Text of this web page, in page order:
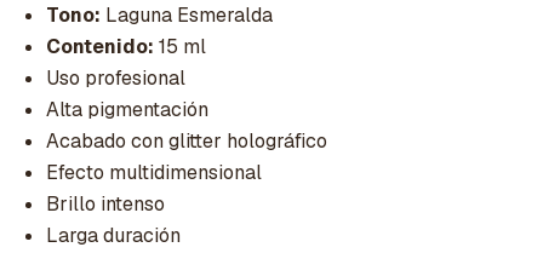
Tono: Laguna Esmeralda
Contenido: 15 ml
Uso profesional
Alta pigmentación
Acabado con glitter holográfico
Efecto multidimensional
Brillo intenso
Larga duración